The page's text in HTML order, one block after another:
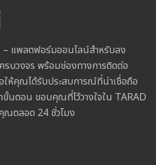
แพลตฟอร์มออนไลน์สำหรับลง
บวงจร พร้อมช่องทางการติดต่อ
ให้คุณได้รับประสบการณ์ที่น่าเชื่อถือ
นตอน ขอบคุณที่ไว้วางใจใน TARAD
ณตลอด 24 ชั่วโมง